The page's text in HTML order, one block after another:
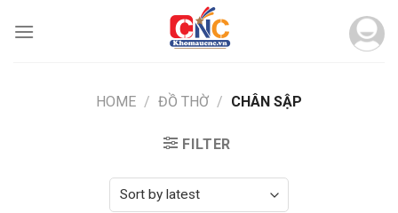
HOME / ĐỒ THỜ / CHÂN SẬP
FILTER